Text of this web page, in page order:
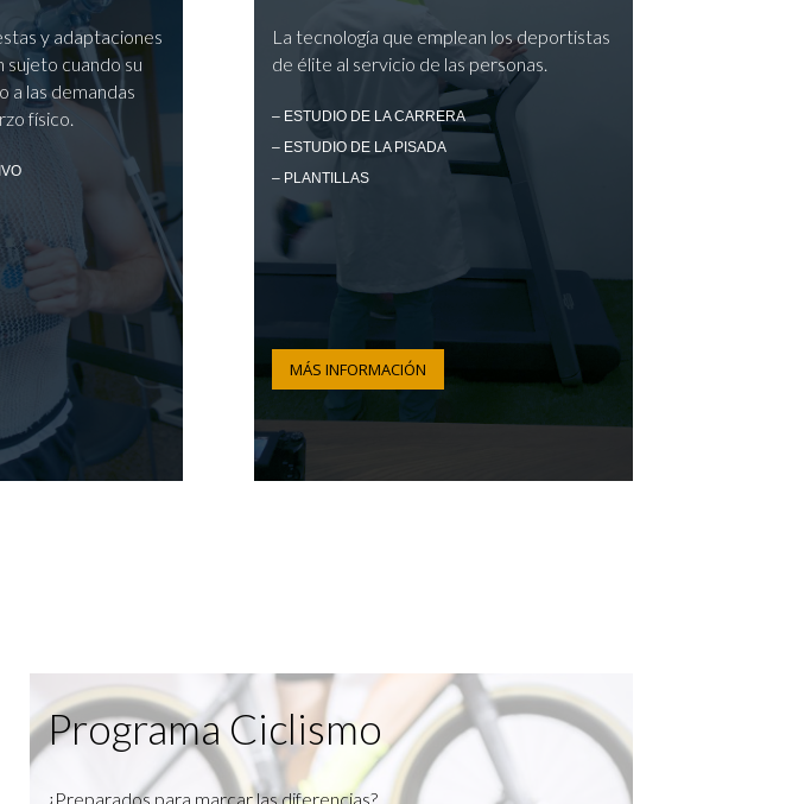
y adaptaciones
sujeto cuando su
a las demandas
físico.
La tecnología que emplean los deportistas
de élite al servicio de las personas.
– ESTUDIO DE LA CARRERA
– ESTUDIO DE LA PISADA
– PLANTILLAS
MÁS INFORMACIÓN
Programa Ciclismo
¿Preparados para marcar las diferencias?